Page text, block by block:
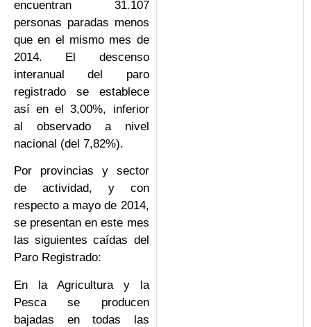
encuentran 31.107
personas paradas menos
que en el mismo mes de
2014. El descenso
interanual del paro
registrado se establece
así en el 3,00%, inferior
al observado a nivel
nacional (del 7,82%).
Por provincias y sector
de actividad, y con
respecto a mayo de 2014,
se presentan en este mes
las siguientes caídas del
Paro Registrado:
En la Agricultura y la
Pesca se producen
bajadas en todas las